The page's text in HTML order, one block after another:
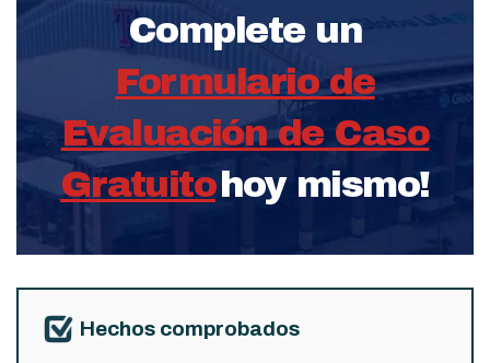
Complete un
Formulario de
Evaluación de Caso
Gratuitohoy mismo!
Hechos comprobados